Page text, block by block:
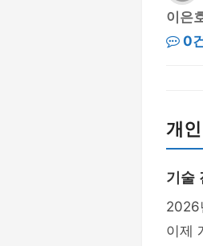
이은
0
개
기술
2026
이제